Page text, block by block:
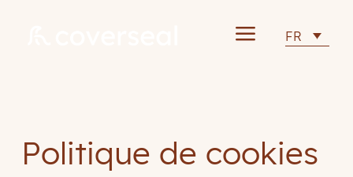
a FR
Politique de cookies